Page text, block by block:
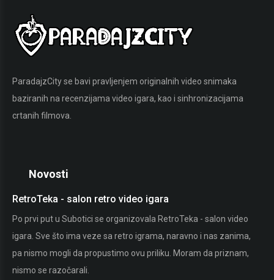
ParadajzCity se bavi pravljenjem originalnih video snimaka
baziranih na recenzijama video igara, kao i sinhronizacijama
crtanih filmova.
Novosti
RetroTeka - salon retro video igara
Po prvi put u Subotici se organizovala RetroTeka - salon video
igara. Sve što ima veze sa retro igrama, naravno i nas zanima,
pa nismo mogli da propustimo ovu priliku. Moram da priznam,
nismo se razočarali.